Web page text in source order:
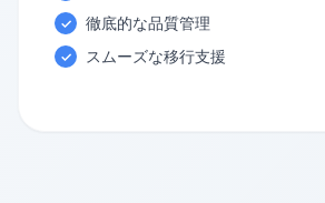
✓ 徹底的な品質管理
✓ スムーズな移行支援